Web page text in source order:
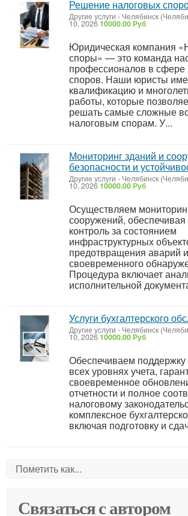
Решение налоговых
Другие услуги - Челябинск
10, 202610000.00 Руб
Юридическая компания
споры» — это команда
профессионалов в сфере
споров. Наши юристы
квалификацию и
работы, которые
решать самые сложные
налоговым спорам. У...
Мониторинг зданий и
безопасности и
Другие услуги - Челябинск
10, 202610000.00 Руб
Осуществляем
сооружений,
контроль за состоянием
инфраструктурных
предотвращения аварий и
своевременного
Процедура включает
исполнительной
Услуги бухгалтерского
Другие услуги - Челябинск
10, 202610000.00 Руб
Обеспечиваем поддержку
всех уровнях учета,
своевременное
отчетности и полное
налоговому
комплексное
включая подготовку и
Пометить как...
Связаться с автором